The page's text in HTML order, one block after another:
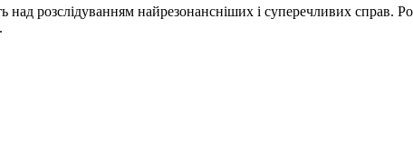
розслідуванням найрезонансніших і суперечливих справ.